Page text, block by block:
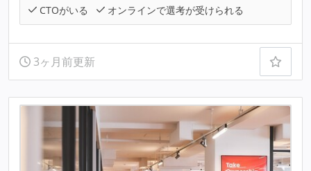
CTOがいる
オンラインで選考が受けられる
3ヶ月前更新